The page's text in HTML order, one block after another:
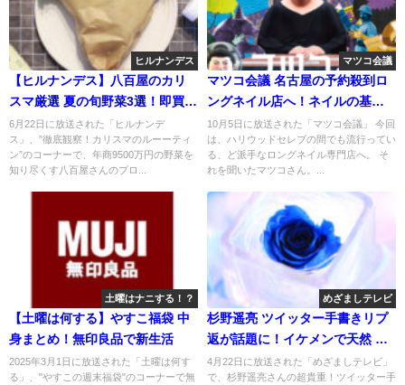
ヒルナンデス
【ヒルナンデス】八百屋のカリ
スマ厳選 夏の旬野菜3選！即買い
必須
6月22日に放送された「ヒルナンデ
ス」、”徹底観察！カリスマのルーーティ
ン”のコーナーで、年商9500万円の野菜を
知り尽くす八百屋さんのプロ...
マツコ会議
マツコ会議 名古屋の予約殺到ロ
ングネイル店へ！ネイルの基準
はIKKO
10月5日に放送された「マツコ会議」 今回
は、ハリウッドセレブの間でも流行ってい
る、ど派手なロングネイル専門店へ。 そ
れを聞いたマツコさん。...
土曜はナニする！？
【土曜は何する】やすこ福袋 中
身まとめ！無印良品で新生活
2025年3月1日に放送された「土曜は何す
る」、"やすこの週末福袋"のコーナーで無
めざましテレビ
杉野遥亮 ツイッター手書きリプ
返が話題に！イケメンで天然 面
白い！
4月22日に放送された「めざましテレビ」
で、杉野遥亮さんの超貴重！ツイッター手